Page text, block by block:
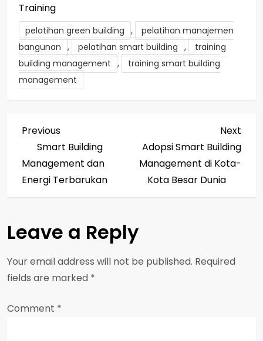
Training
pelatihan green building ,
pelatihan manajemen
bangunan , pelatihan smart building ,
training
building management ,
training smart building
management
P
o
s
n
a
v
i
Previous
Post
Previous
Smart Building
Management dan
Energi Terbarukan
Post
Next
Adopsi Smart Building
Management di Kota-
Kota Besar Dunia
Leave a Reply
Your email address will not be published. Required
fields are marked *
Comment *